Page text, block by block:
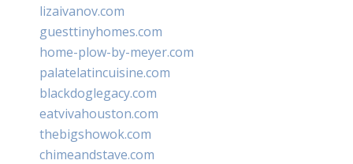
lizaivanov.com
guesttinyhomes.com
home-plow-by-meyer.com
palatelatincuisine.com
blackdoglegacy.com
eatvivahouston.com
thebigshowok.com
chimeandstave.com